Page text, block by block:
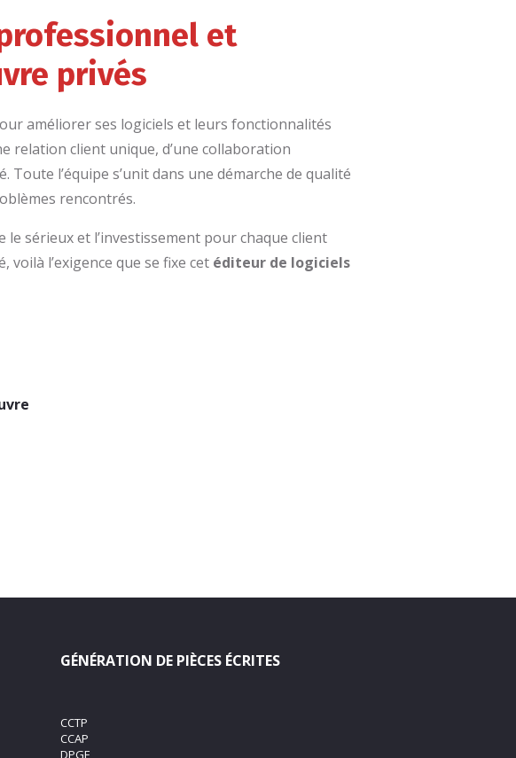
et
privés
améliorer ses logiciels et leurs fonctionnalités
relation client unique, d’une collaboration
l’équipe s’unit dans une démarche de qualité
rencontrés.
sérieux et l’investissement pour chaque client
voilà l’exigence que se fixe cet éditeur de logiciels
GÉNÉRATION DE PIÈCES ÉCRITES
CCTP
CCAP
DPGF